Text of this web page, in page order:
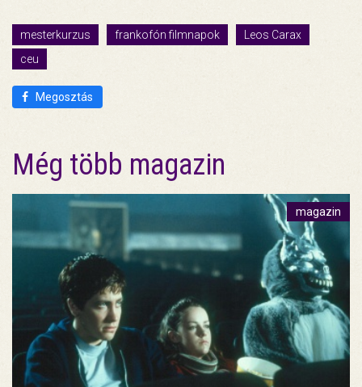
mesterkurzus frankofón filmnapok
Leos Carax
ceu
Megosztás
Még több magazin
magazin